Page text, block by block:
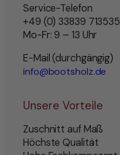
Service-Telefon
+49 (0) 33839 713535
Mo-Fr: 9 – 13 Uhr
E-Mail (durchgängig)
info@bootsholz.de
Unsere Vorteile
Zuschnitt auf Maß
Höchste Qualität